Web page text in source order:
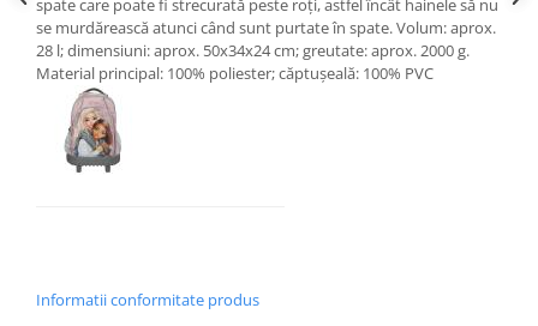
spate care poate fi strecurată peste roți, astfel încât hainele să nu
se murdărească atunci când sunt purtate în spate. Volum: aprox.
28 l; dimensiuni: aprox. 50x34x24 cm; greutate: aprox. 2000 g.
Material principal: 100% poliester; căptușeală: 100% PVC
Informatii conformitate produs